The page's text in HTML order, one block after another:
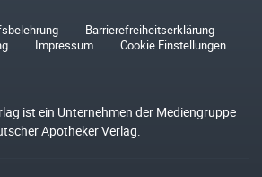
Barrierefreiheitserklärung
Impressum Cookie Einstellungen
ist ein Unternehmen der Mediengruppe
Apotheker Verlag.